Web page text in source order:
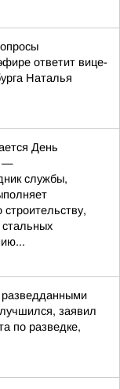
ответит вице-
Наталья
День
—
службы,
строительству,
заявил
по разведке,